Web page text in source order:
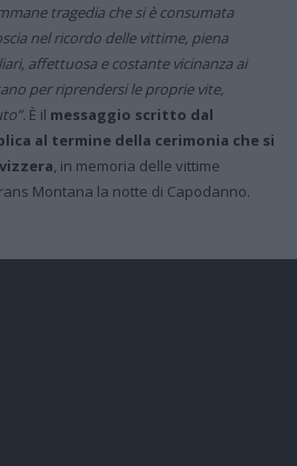
tragedia che si è consumata
nel ricordo delle vittime, piena
affettuosa e costante vicinanza ai
per riprendersi le proprie vite,
È il messaggio scritto dal
al termine della cerimonia che si
, in memoria delle vittime
Montana la notte di Capodanno.